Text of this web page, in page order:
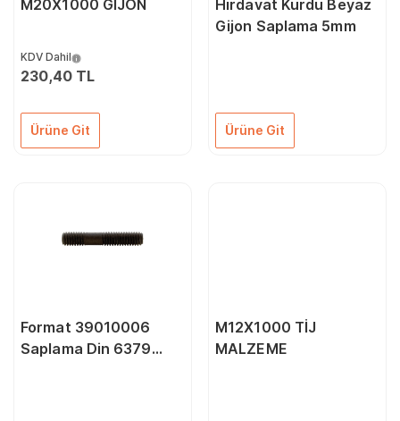
M20X1000 GİJON
KDV Dahil
230,40 TL
Ürüne Git
Hırdavat Kurdu Beyaz
Gijon Saplama 5mm
Ürüne Git
Format 39010006
Saplama Din 6379
M12X1000 TİJ
MALZEME